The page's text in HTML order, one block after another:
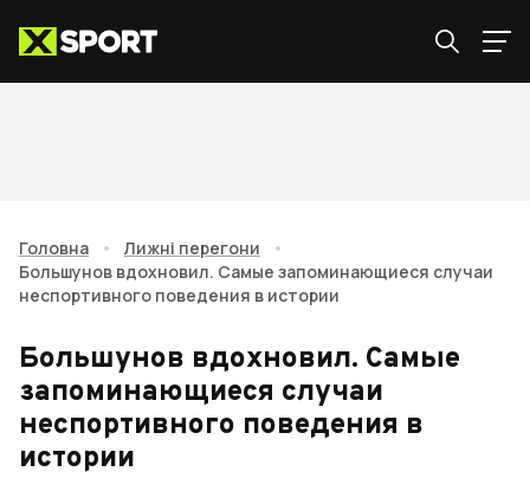
Головна • Лижні перегони
•
Большунов вдохновил. Самые запоминающиеся случаи
неспортивного поведения в истории
Большунов вдохновил. Самые
запоминающиеся случаи
неспортивного поведения в
истории